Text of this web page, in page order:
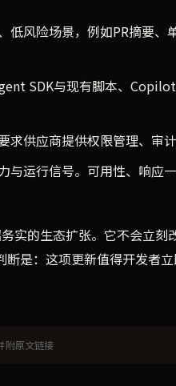
低风险场景，例如PR摘要
SDK与现有脚本、
供应商提供权限管理、审
与运行信号。可用性、响应
实的生态扩张。它不会立刻
是：这项更新值得开发者
附原文链接